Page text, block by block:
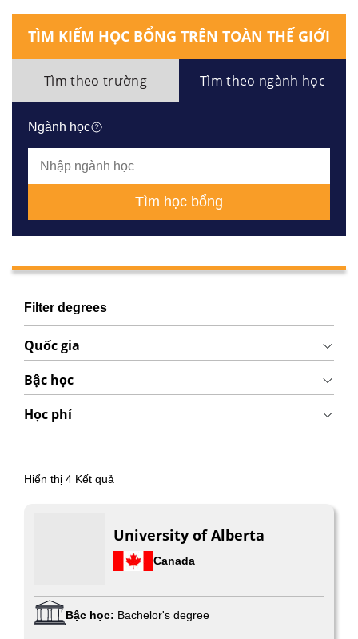
TÌM KIẾM HỌC BỔNG TRÊN TOÀN THẾ GIỚI
Tìm theo trường Tìm theo ngành học
Ngành học
Tìm học bổng
Filter degrees
Quốc gia
Bậc học
Học phí
Hiển thị 4Kết quả
University of Alberta
Canada
Bậc học: Bachelor's degree